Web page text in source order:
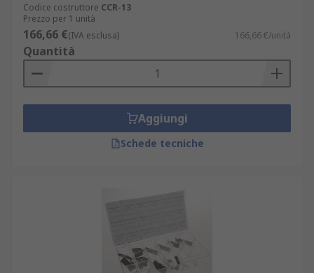
Codice costruttore CCR-13
Prezzo per 1 unità
166,66 €(IVA esclusa) 166,66 €/unità
Quantità
Aggiungi
Schede tecniche